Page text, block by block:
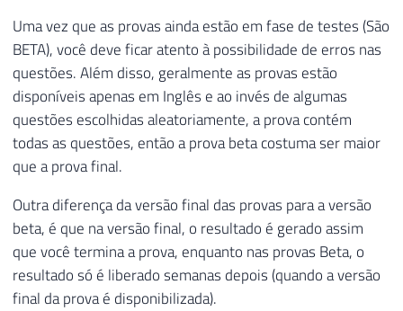
Uma vez que as provas ainda estão em fase de testes (São
BETA), você deve ficar atento à possibilidade de erros nas
questões. Além disso, geralmente as provas estão
disponíveis apenas em Inglês e ao invés de algumas
questões escolhidas aleatoriamente, a prova contém
todas as questões, então a prova beta costuma ser maior
que a prova final.
Outra diferença da versão final das provas para a versão
beta, é que na versão final, o resultado é gerado assim
que você termina a prova, enquanto nas provas Beta, o
resultado só é liberado semanas depois (quando a versão
final da prova é disponibilizada).